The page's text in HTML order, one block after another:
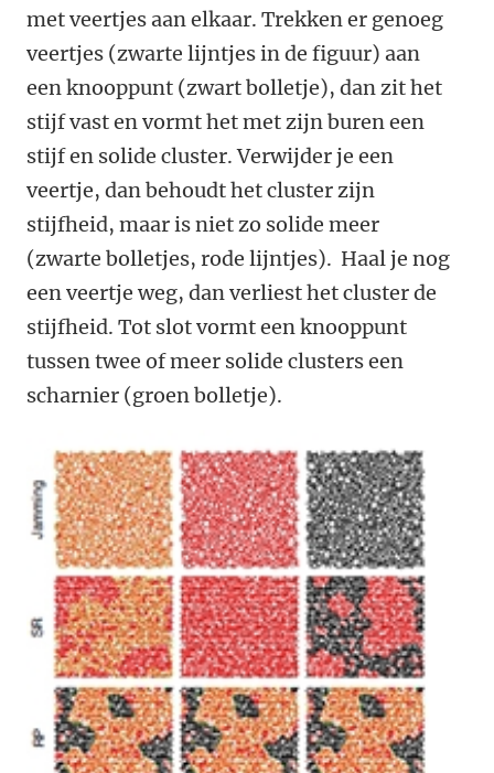
met veertjes aan elkaar. Trekken er genoeg
veertjes (zwarte lijntjes in de figuur) aan
een knooppunt (zwart bolletje), dan zit het
stijf vast en vormt het met zijn buren een
stijf en solide cluster. Verwijder je een
veertje, dan behoudt het cluster zijn
stijfheid, maar is niet zo solide meer
(zwarte bolletjes, rode lijntjes). Haal je nog
een veertje weg, dan verliest het cluster de
stijfheid. Tot slot vormt een knooppunt
tussen twee of meer solide clusters een
scharnier (groen bolletje).